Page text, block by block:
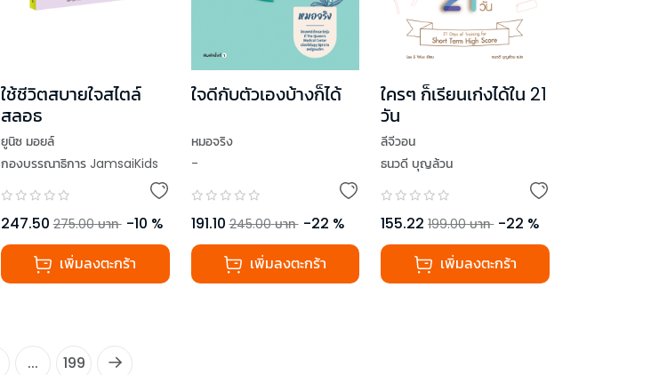
ใช้ชีวิตสบายใจสไตล์
สลอธ
ยูนิซ มอยล์
กองบรรณาธิการ JamsaiKids
247.50 275.00 บาท -10 %
เพิ่มลงตะกร้า
ใจดีกับตัวเองบ้างก็ได้
หมอจริง
-
191.10 245.00 บาท -22 %
เพิ่มลงตะกร้า
ใครๆ ก็เรียนเก่งได้ใน 21
วัน
ลีจีวอน
ธนวดี บุญล้วน
155.22 199.00 บาท -22 %
เพิ่มลงตะกร้า
... 199